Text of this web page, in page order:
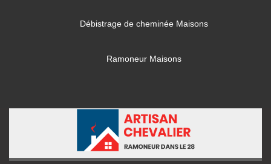
Débistrage de cheminée Maisons
Ramoneur Maisons